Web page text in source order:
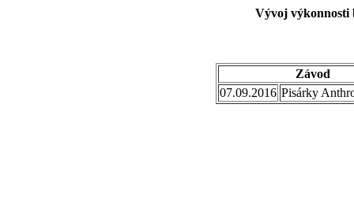
Vývoj výkonnosti
Závod
07.09.2016 Pisárky